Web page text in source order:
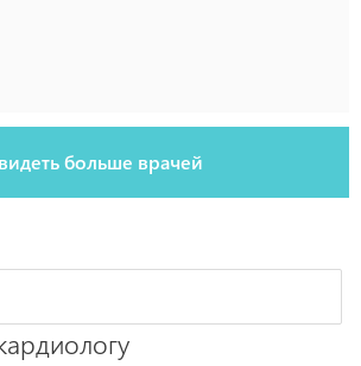
больше врачей